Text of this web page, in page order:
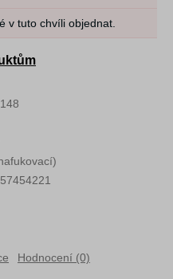
v tuto chvíli objednat.
Hodnocení (0)